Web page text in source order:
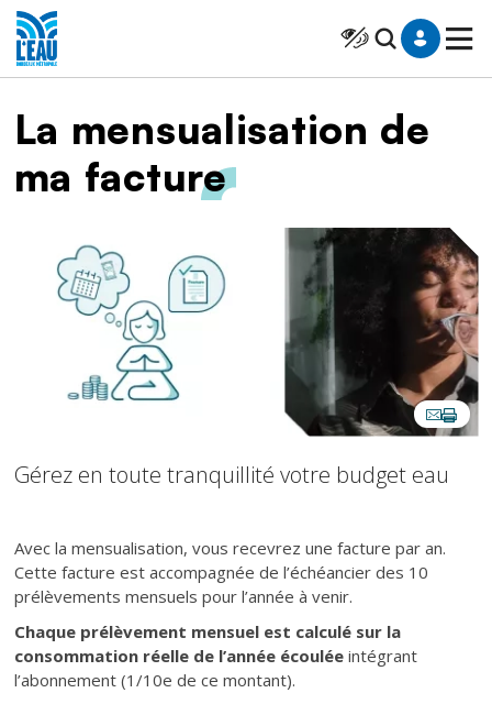
Cliquer pour
Fil d'Ariane
La mensualisation de
ma facture
Gérez en toute tranquillité votre budget eau
Texte
Avec la mensualisation, vous recevrez une facture par an.
Cette facture est accompagnée de l’échéancier des 10
prélèvements mensuels pour l’année à venir.
Chaque prélèvement mensuel est calculé sur la
consommation réelle de l’année écouléeintégrant
l’abonnement (1/10e de ce montant).
Panneau de gestion des cookies